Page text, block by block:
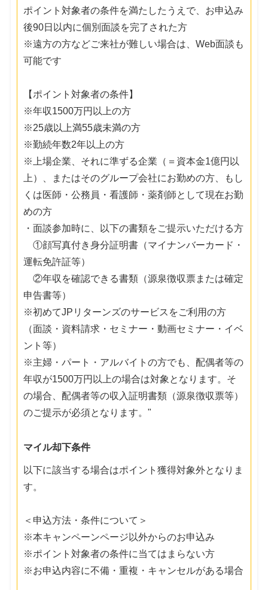
ポイント対象者の条件を満たしたうえで、お申込み
後90日以内に個別面談を完了された方
※遠方の方などご来社が難しい場合は、Web面談も
可能です
【ポイント対象者の条件】
※年収1500万円以上の方
※25歳以上満55歳未満の方
※勤続年数2年以上の方
※上場企業、それに準ずる企業（＝資本金1億円以
上）、またはそのグループ会社にお勤めの方、もし
くは医師・公務員・看護師・薬剤師として現在お勤
めの方
・面談参加時に、以下の書類をご提示いただける方
①顔写真付き身分証明書（マイナンバーカード・
運転免許証等）
②年収を確認できる書類（源泉徴収票または確定
申告書等）
※初めてJPリターンズのサービスをご利用の方
（面談・資料請求・セミナー・動画セミナー・イベ
ント等）
※主婦・パート・アルバイトの方でも、配偶者等の
年収が1500万円以上の場合は対象となります。そ
の場合、配偶者等の収入証明書類（源泉徴収票等）
のご提示が必須となります。"
マイル却下条件
以下に該当する場合はポイント獲得対象外となりま
す。
＜申込方法・条件について＞
※本キャンペーンページ以外からのお申込み
※ポイント対象者の条件に当てはまらない方
※お申込内容に不備・重複・キャンセルがある場合